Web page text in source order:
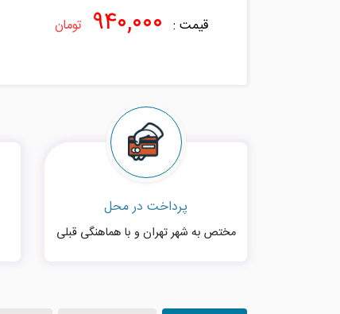
قیمت : ۹۴۰,۰۰۰ تومان
پرداخت در محل
مختص به شهر تهران و با هماهنگی قبلی